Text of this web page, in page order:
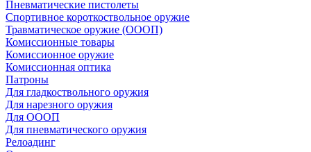
Пневматические пистолеты
Спортивное короткоствольное оружие
Травматическое оружие (ОООП)
Комиссионные товары
Комиссионное оружие
Комиссионная оптика
Патроны
Для гладкоствольного оружия
Для нарезного оружия
Для ОООП
Для пневматического оружия
Релоадинг